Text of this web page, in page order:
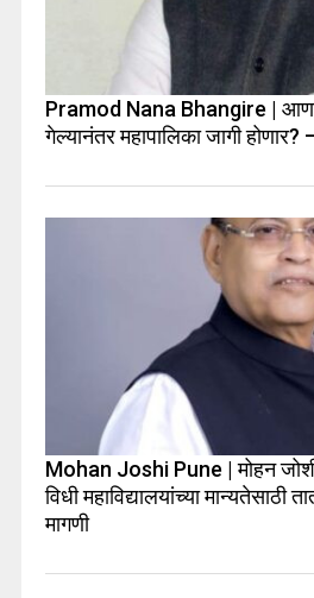
Pramod Nana Bhangire |
गेल्यानंतर महापालिका जागी होणार?
Mohan Joshi Pune | मोहन
विधी महाविद्यालयांच्या मान्यतेसाठी
मागणी